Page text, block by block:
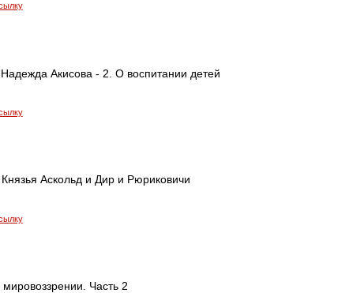
Акисова - 2. О воспитании детей
Аскольд и Дир и Рюриковичи
Часть 2